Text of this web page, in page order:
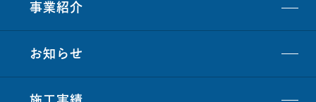
事業紹介
お知らせ